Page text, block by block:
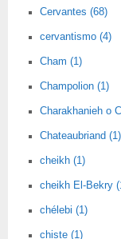
Cervantes (68)
cervantismo (4)
Cham (1)
Champolion (1)
Charakhanieh o
Chateaubriand (1)
cheikh (1)
cheikh El-Bekry
chélebi (1)
chiste (1)